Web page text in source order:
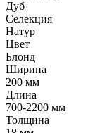
Дуб
Селекция
Натур
Цвет
Блонд
Ширина
200 мм
Длина
700-2200 мм
Толщина